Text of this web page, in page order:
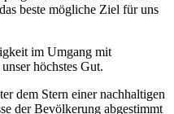
beste mögliche Ziel für uns
im Umgang mit
höchstes Gut.
dem Stern einer nachhaltigen
der Bevölkerung abgestimmt